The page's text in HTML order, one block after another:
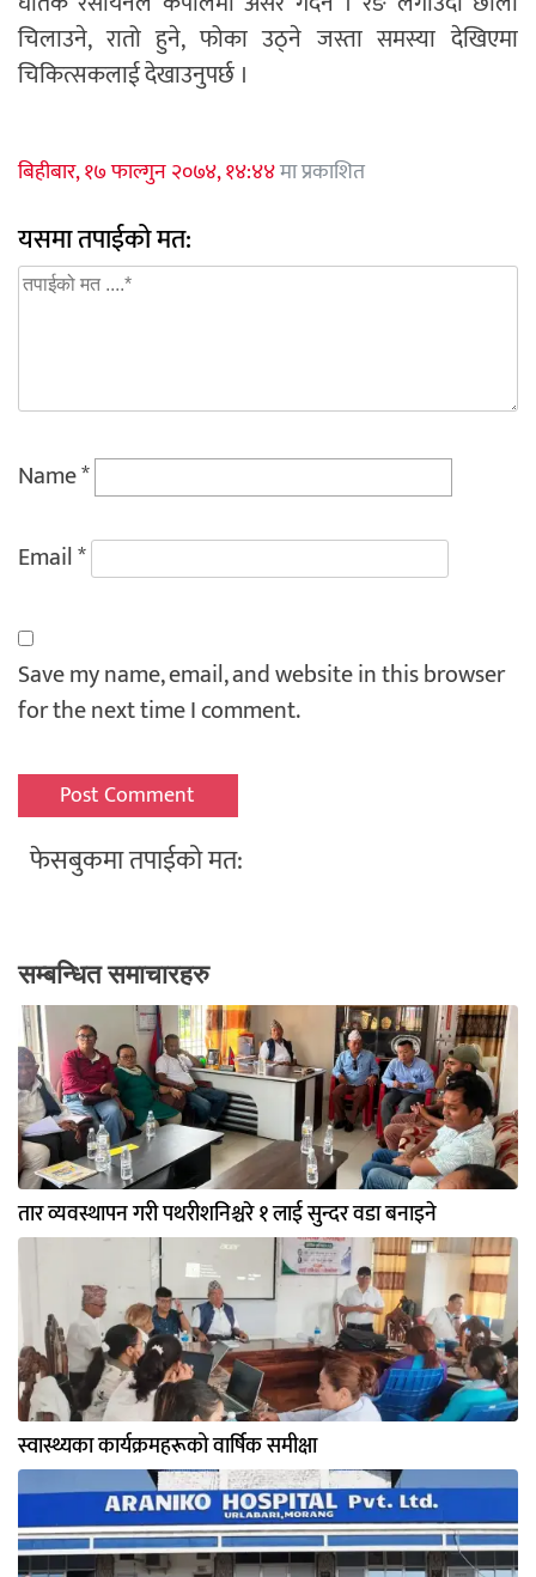
चिलाउने, रातो हुने, फोका उठ्ने जस्ता समस्या देखिएमा
चिकित्सकलाई देखाउनुपर्छ ।
बिहीबार, १७ फाल्गुन २०७४, १४:४४मा प्रकाशित
यसमा तपाईको मत:
Name*
Email*
Save my name, email, and website in this browser
for the next time I comment.
फेसबुकमा तपाईको मत:
सम्बन्धित समाचारहरु
तार व्यवस्थापन गरी पथरीशनिश्चरे १ लाई सुन्दर वडा बनाइने
स्वास्थ्यका कार्यक्रमहरूको वार्षिक समीक्षा